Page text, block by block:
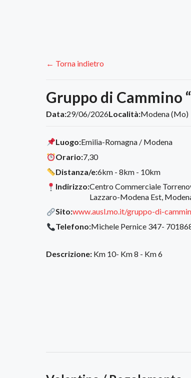
← Torna indietro
Gruppo di Cammino
Data:29/06/2026Località:Modena (Mo)
Luogo:Emilia-Romagna / Modena
Orario:7,30
Distanza/e:6km - 8km - 10km
Indirizzo:Centro Commerciale
Lazzaro-Modena Est,
Sito:www.ausl.mo.it/gruppo-di-
Telefono:Michele Pernice 347-
Descrizione: Km 10- Km 8 - Km 6